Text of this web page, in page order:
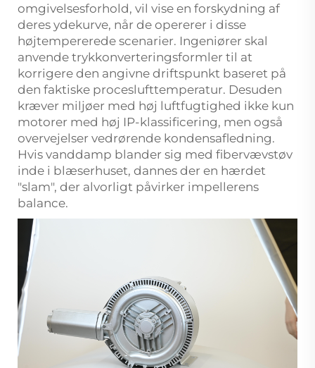
omgivelsesforhold, vil vise en forskydning af
deres ydekurve, når de opererer i disse
højtempererede scenarier. Ingeniører skal
anvende trykkonverteringsformler til at
korrigere den angivne driftspunkt baseret på
den faktiske proceslufttemperatur. Desuden
kræver miljøer med høj luftfugtighed ikke kun
motorer med høj IP-klassificering, men også
overvejelser vedrørende kondensafledning.
Hvis vanddamp blander sig med fibervævstøv
inde i blæserhuset, dannes der en hærdet
"slam", der alvorligt påvirker impellerens
balance.